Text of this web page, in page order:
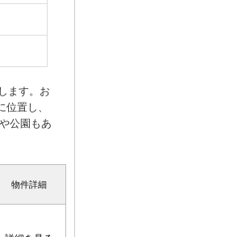
ます。お
置し、
公園もあ
物件詳細